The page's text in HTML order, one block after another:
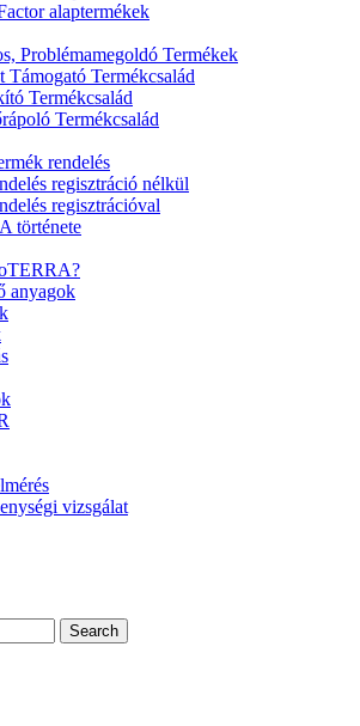
alaptermékek
Problémamegoldó Termékek
Támogató Termékcsalád
Termékcsalád
Termékcsalád
rendelés
regisztráció nélkül
regisztrációval
története
anyagok
vizsgálat
Search